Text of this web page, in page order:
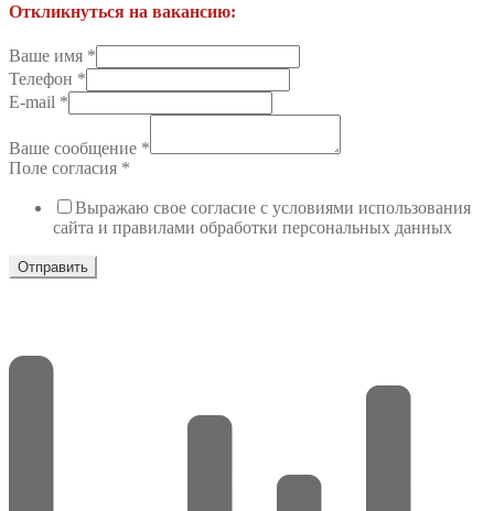
Откликнуться на вакансию:
Ваше имя *
Телефон *
E-mail *
Ваше сообщение *
Поле согласия *
Выражаю свое согласие с условиями использования
сайта и правилами обработки персональных данных
Отправить